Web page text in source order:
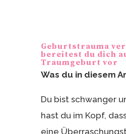
st
Geburtstrauma
bereitest du dich
Traumgeburt vor
Was du in diesem
Du bist schwanger
hast du im Kopf,
eine